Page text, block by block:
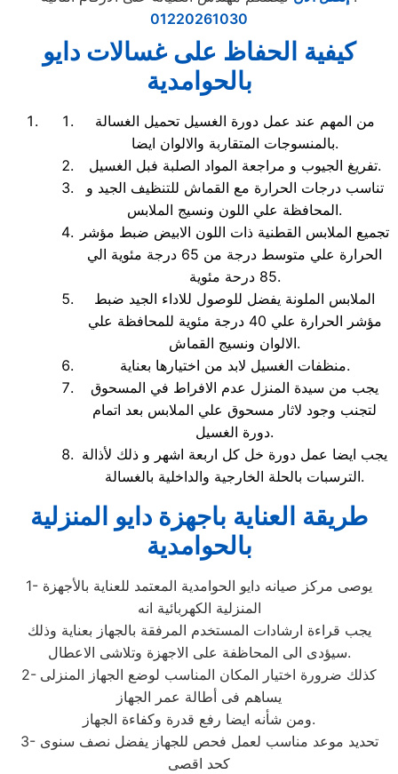
01220261030
كيفية الحفاظ على غسالات دايو
بالحوامدية
من المهم عند عمل دورة الغسيل تحميل الغسالة
بالمنسوجات المتقاربة والالوان ايضا.
تفريغ الجيوب و مراجعة المواد الصلبة فبل الغسيل.
تناسب درجات الحرارة مع القماش للتنظيف الجيد و
المحافظة علي اللون ونسيج الملابس.
تجميع الملابس القطنية ذات اللون الابيض ضبط مؤشر
الحرارة علي متوسط درجة من 65 درجة مئوية الي
85 درحة مئوية.
الملابس الملونة يفضل للوصول للاداء الجيد ضبط
مؤشر الحرارة علي 40 درجة مئوية للمحافظة علي
الالوان ونسيج القماش.
منظفات الغسيل لابد من اختيارها بعناية.
يجب من سيدة المنزل عدم الافراط في المسحوق
لتجنب وجود لاثار مسحوق علي الملابس بعد اتمام
دورة الغسيل.
يجب ايضا عمل دورة خل كل اربعة اشهر و ذلك لأذالة
الترسبات بالحلة الخارجية والداخلية بالغسالة.
طريقة العناية باجهزة دايو المنزلية
بالحوامدية
1- يوصى مركز صيانه دايو الحوامدية المعتمد للعناية بالأجهزة
المنزلية الكهربائية انه
يجب قراءة ارشادات المستخدم المرفقة بالجهاز بعناية وذلك
سيؤدى الى المحاظفة على الاجهزة وتلاشى الاعطال.
2- كذلك ضرورة اختيار المكان المناسب لوضع الجهاز المنزلى
يساهم فى أطالة عمر الجهاز
ومن شأنه ايضا رفع قدرة وكفاءة الجهاز.
3- تحديد موعد مناسب لعمل فحص للجهاز يفضل نصف سنوى
كحد اقصى